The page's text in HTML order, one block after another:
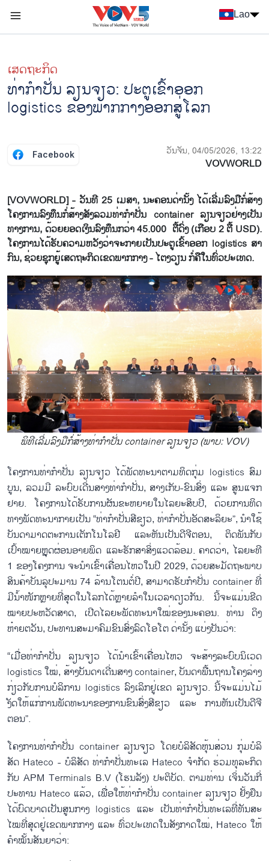
Lao
ເສດຖະກິດ
ທ່າກຳ​ປັ່ນ ​ລຽນ​ຈຽວ: ປະ​ຕູ​ເຂົ້າ​ອອກ​
logistics ຂອງ​​ພາກ​ກາງ​ອອກ​ສູ່​ໂລກ
Facebook ວັນຈັນ, 04/05/2026, 13:22
VOVWORLD
[VOVWORLD] - ວັນ​ທີ 25 ເມ​ສາ, ນະ​ຄອນ​ດ່າ​ນັ້ງ ໄດ້​ເລີ່ມ​ລົງ​ມື​ກໍ່​ສ້າງ​
ໂຄງ​ການ​ລົງ​ທຶນ​ກໍ່​ສ້າງ​ສັງ​ລວມ​ທ່າ​ກຳ​ປັ່ນ container ລຽນ​ຈຽວຢ່າງ​ເປັນ​
ທາງ​ການ, ດ້​ວຍຍອດ​ເງິນ​ລົງ​ທຶນກວ່າ 45.000 ຕື້ດົ່ງ (ເກືອບ 2 ຕື້ USD).
ໂຄງ​ການ​ໄດ້​ຮັບ​ຄວາມ​ຫວັງວ່າ​ຈະ​ກາຍ​ເປັນ​ປະ​ຕູ​ເຂົ້າ​ອອກ logistics ສາ​
ກົນ, ຊ່ວຍ​ຊຸກ​ຍູ້​ເສດ​ຖະ​ກິດ​ເຂດພາກ​ກາງ - ໄຕ​ງວຽນ ​ກໍ່​ຄື​ໃນ​ທົ່ວ​ປະ​ເທດ.
ພິທີ​ເລີ່ມ​ລົງ​ມື​ກໍ່​ສ້າງ​ທ່າ​ກຳ​ປັ່ນ container ລຽນ​ຈຽວ (ພາບ: VOV)
ໂຄງ​ການ​ທ່າ​ກຳ​ປັ່ນ ​ລຽນ​ຈຽວ ໄດ້​ພັດ​ທະ​ນາ​ຕາມ​ທິດ​ກຸ່ມ logistics ສົມ​
ບູນ, ລວມ​ມີ ​ລະ​ບົບເດີ່ນ​ສາງທ່າກຳປັ່ນ, ສາງ​ເກັບ-ຂົນ​ສົ່ງ ແລະ ສູນ​ແຈກ​
ຢາຍ. ໂຄງ​ການ​ໄດ້ຮັບ​ການ​ຜັນ​ຂະ​ຫຍາຍ​ໃນ​​ໄລ​ຍະສິບ​ປີ, ດ້ວຍ​ການ​ທິດ​
ທາງ​ພັ​ດ​ທະ​ນາ​ກາຍ​ເປັນ “​ທ່າ​ກຳ​ປັ່ນ​ສີ​ຂຽວ, ທ່າ​ກຳ​ປັ່ນ​ອັດ​ສະ​ລິ​ຍະ”, ນຳ​ໃຊ້​
ບັນ​ດາ​ມາດ​ຕະ​ການ​ເຕັກ​ໂນ​ໂລ​ຢີ ແລະຫັນ​ເປັນ​ດີ​ຈີ​ຕອນ, ຕິດ​ພັນ​ກັບ
ເປົ້າໝາຍ​ຫຼຸດ​ຜ່ອນ​ອາຍ​ພິດ ແລະ​ຮັກ​ສາ​ສິ່ງ​ແວດ​ລ້ອມ. ຄາດ​ວ່າ, ໄລ​ຍະ​ທີ
1 ຂອງ​ໂຄງ​ການ ຈະ​ນຳ​ເຂົ້າ​ເຄື່ອນ​ໄຫວ​ໃນ​ປີ 2029, ດ້ວຍ​ສະ​ມັດ​ຖະ​ພາບ​
ສິນ​ຄ້າບັນລຸປະ​ມານ 74 ລ້ານ​ໂຕນຕໍ່​ປີ, ສາ​ມາດ​ຮັບ​ກຳ​ປັ່ນ container ທີ່​
ມີ​ນ້ຳ​ໜັກ​ຫຼາຍ​ທີ່​ສຸດ​ໃນ​ໂລກ​ໄດ້ຫຼາຍ​ລຳ​ໃນ​ເວ​ລາ​ດຽວ​ກັນ. ນີ້​ຈະ​ແມ່ນ​ຂີດ​
ໝາຍ​ປະ​ຫວັດ​ສາດ, ເປີດ​ໄລ​ຍະ​ພັດ​ທະ​ນາ​ໃໝ່​ຂອງ​ນະ​ຄອນ. ທ່ານ​ ດິງ​
ຫ໋າຍ​ຕວັນ, ປະ​ທານ​ສະ​ມາ​ຄົມ​ຂົນ​ສົ່ງ​ລົດ​ໂອ​ໂຕ​ ດ່າ​ນັ້ງ ແບ່ງ​ປັນ​ວ່າ:
“ເມື່ອທ່າ​ກຳ​ປັ່ນ​ ລຽນ​ຈຽວ ໄດ້​ນຳເຂົ້າ​ເຄື່ອນ​ໄຫວ​ ຈະ​ສ້າງ​ລະ​ບົບ​ນິ​ເວດ
logistics ໃໝ່, ສ້າງ​ບັນ​ດາ​ເດີ່ນສາງ container, ບັນ​ດາ​ພື້ນ​ຖານ​ໂຄງ​ລ່າງ​
ກ່ຽວ​ກັບ​ການ​ບໍ​ລິ​ການ logistics ລົງ​ເລິກຢູ່​ເຂດ​ ລຽນ​ຈ​ຽວ. ນີ້ຈະ​ແມ່ນ​ໄມ້​
ງັດ​ໃຫ້​ແກ່​ການ​ພັດ​ທະ​ນາ​ຂອງ​ການຂົນສົ່ງ​ສີ​ຂຽວ ແລະ ການຫັນ​ເປັນ​ດີ​ຈີ​
ຕອນ”.
ໂຄງ​ການ​ທ່າ​ກຳ​ປັ່ນ container ລຽນ​ຈຽວ ໂດຍ​​ບໍ​ລິ​ສັດ​ຫຸ້ນ​ສ່ວນ​ ກຸ່ມ​ບໍ​ລິ​
ສັດ Hateco - ບໍ​ລິ​ສັດ​ ທ່າ​ກຳ​ປັ່ນ​ທະ​ເລ Hateco ຈຳ​ກັດ ຮ່ວມ​ທຸ​ລະ​ກິດ​
ກັບ APM Terminals B.V (ໂຮ​ນ​ລັງ) ປະ​ຕິ​ບັດ. ຕາມ​ທ່ານ ເຈິ່ນ​ວັນ​ກີ່​
ປະ​ທານ Hateco ແລ້ວ, ເພື່ອ​ໃຫ້​ທ່າ​ກຳ​ປັ່ນ container ລຽ​ນ​ຈຽວ ຢັ້ງ​ຢຶນ​
ໄດ້​ບົດ​ບາດ​ເປັນ​ສູນກາງ logistics ແລະ ເປັນທ່າ​ກຳ​ປັ່ນ​ທະ​ເລທີ່​ທັນ​ສະ​
ໄໝ​ທີ່​ສຸດ​ຢູ່ເຂດ​ພາກ​ກາງ ແລະ ທົ່ວ​ປະ​ເທດ​ໃນ​ສັງ​ກາດ​ໃໝ່, Hateco ໃຫ້​
ຄຳ​ໝັ້ນ​ສັນ​ຍາ​ວ່າ: